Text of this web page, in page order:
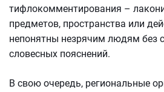
тифлокомментирования –
предметов, пространства или
непонятны незрячим людям без
словесных пояснений.
В свою очередь, региональные